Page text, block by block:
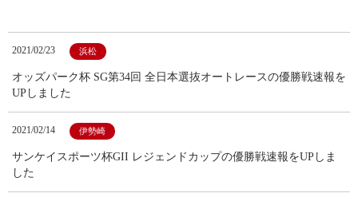
2021/02/23 浜松
オッズパーク杯 SG第34回 全日本選抜オートレースの優勝戦速報を
UPしました
2021/02/14 伊勢崎
サンケイスポーツ杯GII レジェンドカップの優勝戦速報をUPしま
した